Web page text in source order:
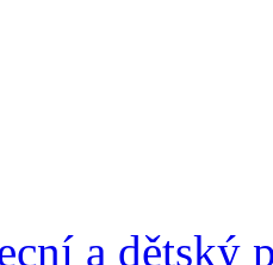
a dětský